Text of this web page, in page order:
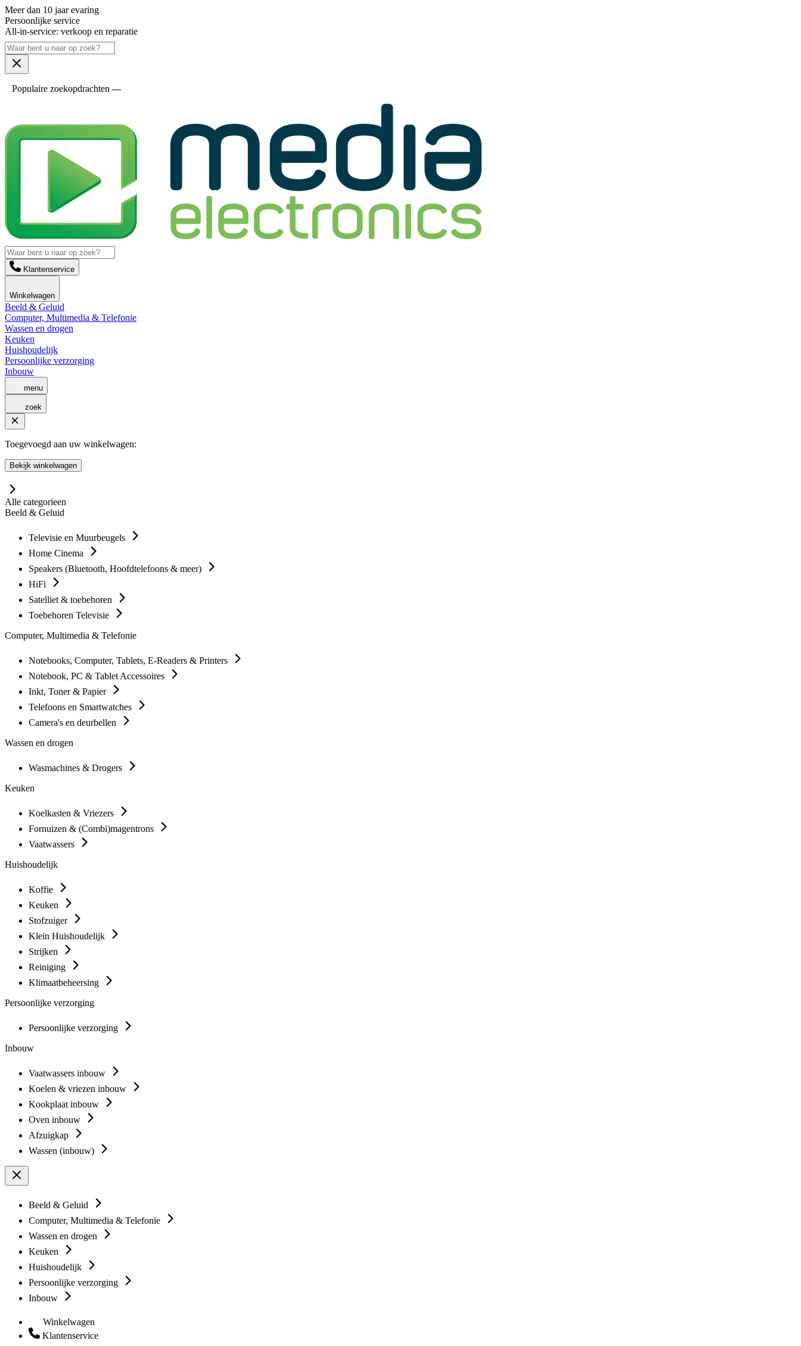
Meer dan 10 jaar evaring
Persoonlijke service
All-in-service: verkoop en reparatie
Populaire zoekopdrachten ---
Klantenservice
Winkelwagen
Beeld & Geluid
Computer, Multimedia & Telefonie
Wassen en drogen
Keuken
Huishoudelijk
Persoonlijke verzorging
Inbouw
menu
zoek
Toegevoegd aan uw winkelwagen:
Bekijk winkelwagen
Alle categorieen
Beeld & Geluid
Televisie en Muurbeugels
Home Cinema
Speakers (Bluetooth, Hoofdtelefoons & meer)
HiFi
Satelliet & toebehoren
Toebehoren Televisie
Computer, Multimedia & Telefonie
Notebooks, Computer, Tablets, E-Readers & Printers
Notebook, PC & Tablet Accessoires
Inkt, Toner & Papier
Telefoons en Smartwatches
Camera's en deurbellen
Wassen en drogen
Wasmachines & Drogers
Keuken
Koelkasten & Vriezers
Fornuizen & (Combi)magentrons
Vaatwassers
Huishoudelijk
Koffie
Keuken
Stofzuiger
Klein Huishoudelijk
Strijken
Reiniging
Klimaatbeheersing
Persoonlijke verzorging
Persoonlijke verzorging
Inbouw
Vaatwassers inbouw
Koelen & vriezen inbouw
Kookplaat inbouw
Oven inbouw
Afzuigkap
Wassen (inbouw)
Beeld & Geluid
Computer, Multimedia & Telefonie
Wassen en drogen
Keuken
Huishoudelijk
Persoonlijke verzorging
Inbouw
Winkelwagen
Klantenservice